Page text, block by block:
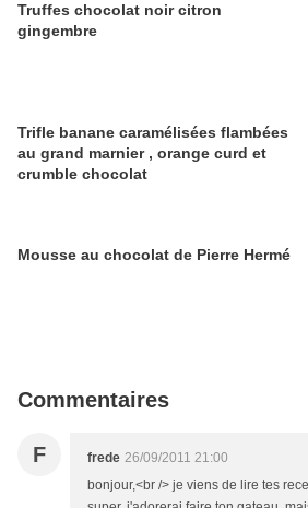
Truffes chocolat noir citron
gingembre
Trifle banane caramélisées flambées
au grand marnier , orange curd et
crumble chocolat
Mousse au chocolat de Pierre Hermé
Commentaires
F frede 26/09/2011 21:00
bonjour,<br /> je viens de lire tes